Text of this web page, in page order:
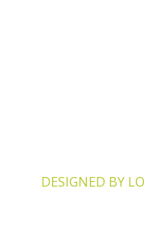
DESIGNED BY